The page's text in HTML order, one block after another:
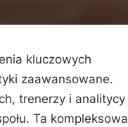
kluczowych
zaawansowane.
trenerzy i analitycy
Ta kompleksowa